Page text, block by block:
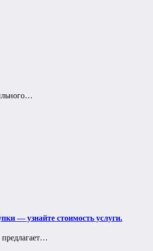
— узнайте стоимость услуги.